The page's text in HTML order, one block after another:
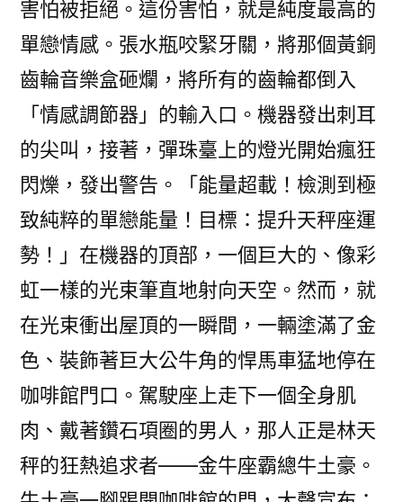
害怕被拒絕。這份害怕，就是純度最高的
單戀情感。張水瓶咬緊牙關，將那個黃銅
齒輪音樂盒砸爛，將所有的齒輪都倒入
「情感調節器」的輸入口。機器發出刺耳
的尖叫，接著，彈珠臺上的燈光開始瘋狂
閃爍，發出警告。「能量超載！檢測到極
致純粹的單戀能量！目標：提升天秤座運
勢！」在機器的頂部，一個巨大的、像彩
虹一樣的光束筆直地射向天空。然而，就
在光束衝出屋頂的一瞬間，一輛塗滿了金
色、裝飾著巨大公牛角的悍馬車猛地停在
咖啡館門口。駕駛座上走下一個全身肌
肉、戴著鑽石項圈的男人，那人正是林天
秤的狂熱追求者——金牛座霸總牛土豪。